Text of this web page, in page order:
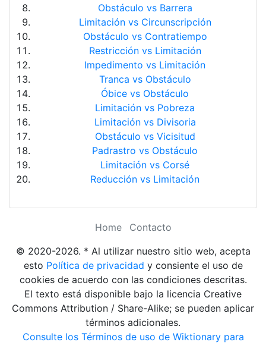
Obstáculo vs Barrera
Limitación vs Circunscripción
Obstáculo vs Contratiempo
Restricción vs Limitación
Impedimento vs Limitación
Tranca vs Obstáculo
Óbice vs Obstáculo
Limitación vs Pobreza
Limitación vs Divisoria
Obstáculo vs Vicisitud
Padrastro vs Obstáculo
Limitación vs Corsé
Reducción vs Limitación
Home
Contacto
© 2020-2026. * Al utilizar nuestro sitio web, acepta
esto Política de privacidad y consiente el uso de
cookies de acuerdo con las condiciones descritas.
El texto está disponible bajo la licencia Creative
Commons Attribution / Share-Alike; se pueden aplicar
términos adicionales.
Consulte los Términos de uso de Wiktionary para